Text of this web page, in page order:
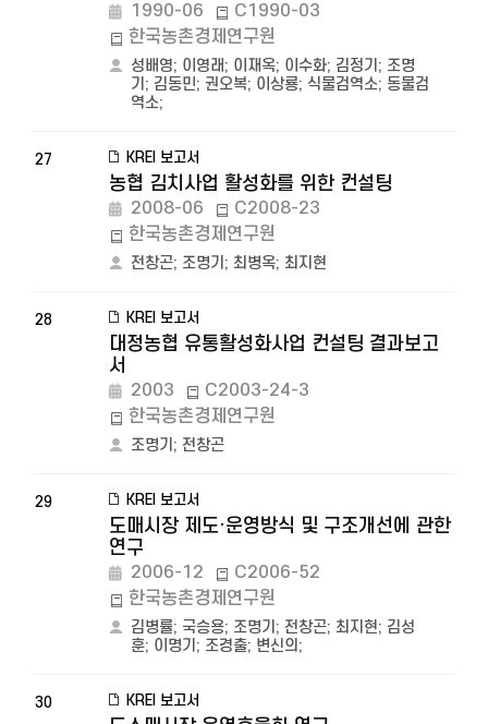
1990-06
C1990-03
한국농촌경제연구원
성배영; 이영래; 이재옥; 이수화; 김정기 ; 조명
기 ; 김동민; 권오복; 이상룡; 식물검역소; 동물검
역소;
27 KREI 보고서
농협 김치사업 활성화를 위한 컨설팅
2008-06
C2008-23
한국농촌경제연구원
전창곤; 조명기 ; 최병옥; 최지현
28 KREI 보고서
대정농협 유통활성화사업 컨설팅 결과보고
서
2003
C2003-24-3
한국농촌경제연구원
조명기 ; 전창곤
29 KREI 보고서
도매시장 제도·운영방식 및 구조개선에 관한
연구
2006-12
C2006-52
한국농촌경제연구원
김병률; 국승용; 조명기 ; 전창곤; 최지현; 김성
훈; 이명기 ; 조경출; 변신의 ;
30 KREI 보고서